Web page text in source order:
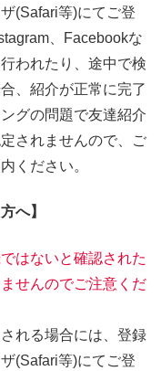
(Safari等)にてご登
、Facebookな
われたり、途中で検
、紹介が正常に完了
グの問題で友達紹介
されませんので、ご
ください。
へ】
はないと確認された
せんのでご注意くだ
れる場合には、登録
(Safari等)にてご登